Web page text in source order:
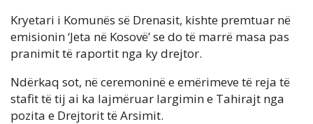
Kryetari i Komunës së Drenasit, kishte premtuar në
emisionin ‘Jeta në Kosovë’ se do të marrë masa pas
pranimit të raportit nga ky drejtor.
Ndërkaq sot, në ceremoninë e emërimeve të reja të
stafit të tij ai ka lajmëruar largimin e Tahirajt nga
pozita e Drejtorit të Arsimit.